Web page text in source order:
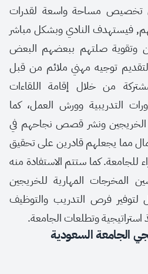
تخصيص مساحة واسعة لقدرات
فيستهدف النادي وبشكل مباشر
وتقوية صلتهم ببعضهم البعض
توجيه مهني ملائم من قبل
من خلال إقامة اللقاءات
التدريبية وورش العمل، كما
الخريجين ونشر قصص نجاحهم في
مما يجعلهم قادرين على تحقيق
للجامعة. كما ستتم الاستفادة منه
المخرجات المهارية للخريجين
فرص التدريب والتوظيف
استراتيجية وتطلعات الجامعة.
الجامعة السعودية